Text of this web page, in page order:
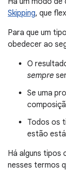
Skipping, que
Para que um
obedecer ao
O
sempre
Se uma
Todos os
estão
Há alguns tipos
nesses termos